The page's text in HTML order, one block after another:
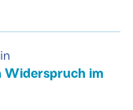
Widerspruch im